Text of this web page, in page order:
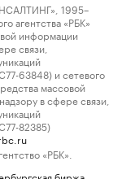
1995–
агентства «РБК»
информации
связи,
63848) и сетевого
массовой
в сфере связи,
82385)
«РБК».